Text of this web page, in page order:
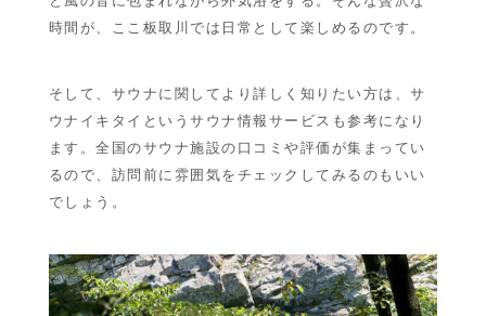
時間が、ここ板取川では日常として楽しめるのです。
そして、サウナに関してより詳しく知りたい方は、サ
ウナイキタイ というサウナ情報サービスも参考になり
ます。全国のサウナ施設の口コミや評価が集まってい
るので、訪問前に雰囲気をチェックしてみるのもいい
でしょう。